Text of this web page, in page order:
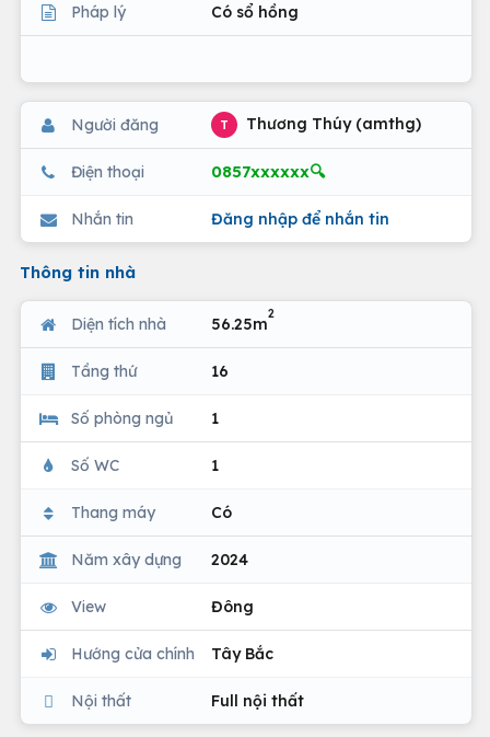
Pháp lý Có sổ hồng
Người đăng T Thương Thúy (amthg)
Điện thoại 0857xxxxxx🔍
Nhắn tin Đăng nhập để nhắn tin
Thông tin nhà
Diện tích nhà 56.25m
2
Tầng thứ 16
Số phòng ngủ 1
Số WC 1
Thang máy Có
Năm xây dựng 2024
View Đông
Hướng cửa chính Tây Bắc
Nội thất Full nội thất